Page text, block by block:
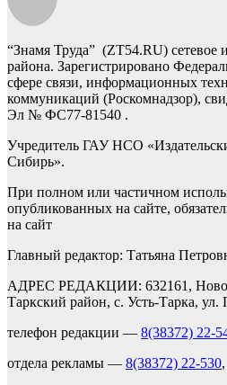
“Знамя Труда” (ZT54.RU) сетевое
района. Зарегистрировано
сфере связи, информационных
коммуникаций (Роскомнадзор),
Эл № ФС77-81540 .
Учредитель ГАУ НСО
Сибирь».
При полном или частичном
опубликованных на сайте,
на сайт
Главный редактор: Татьяна
АДРЕС РЕДАКЦИИ: 632161,
Таркский район, с. Усть-Тарка, ул.
телефон редакции — 8(38372) 22-
отдела рекламы — 8(38372) 22-530,